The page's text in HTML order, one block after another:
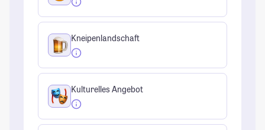
Kneipenlandschaft
Kulturelles Angebot